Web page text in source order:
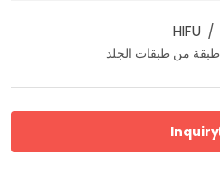
HIFU
Inquiry